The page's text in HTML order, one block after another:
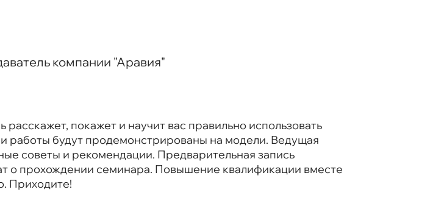
компании "Аравия"
покажет и научит вас правильно использовать
работы будут продемонстрированы на модели. Ведущая
советы и рекомендации. Предварительная запись
о прохождении семинара. Повышение квалификации вместе
Приходите!